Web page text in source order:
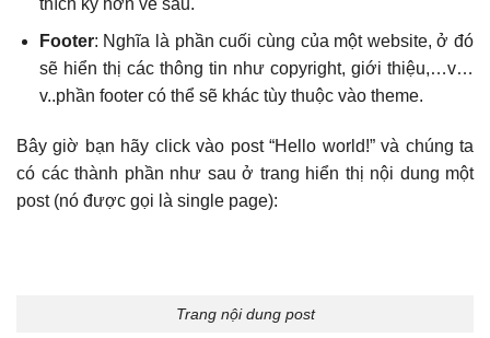
Footer: Nghĩa là phần cuối cùng của một website, ở đó
sẽ hiển thị các thông tin như copyright, giới thiệu,…v…
v..phần footer có thể sẽ khác tùy thuộc vào theme.
Bây giờ bạn hãy click vào post “Hello world!” và chúng ta
có các thành phần như sau ở trang hiển thị nội dung một
post (nó được gọi là single page):
Trang nội dung post